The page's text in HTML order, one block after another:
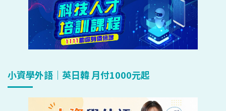
小資學外語｜英日韓 月付1000元起